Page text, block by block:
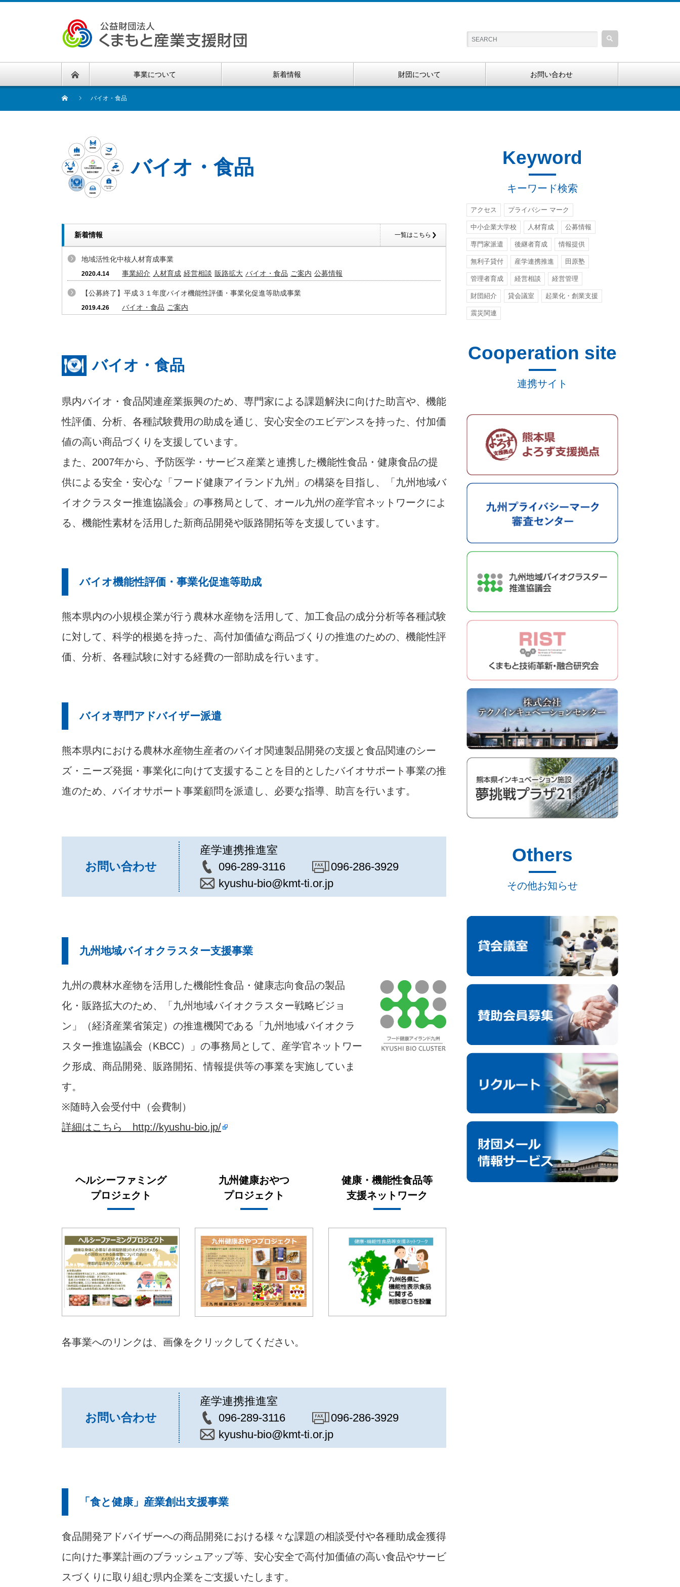
事業について 新着情報 財団について お問い合わせ
バイオ・食品
バイオ・食品
新着情報 一覧はこちら
地域活性化中核人材育成事業
2020.4.14 事業紹介 人材育成 経営相談 販路拡大 バイオ・食品 ご案内 公募情報
【公募終了】平成３１年度バイオ機能性評価・事業化促進等助成事業
2019.4.26 バイオ・食品 ご案内
バイオ・食品
県内バイオ・食品関連産業振興のため、専門家による課題解決に向けた助言や、機能
性評価、分析、各種試験費用の助成を通じ、安心安全のエビデンスを持った、付加価
値の高い商品づくりを支援しています。
また、2007年から、予防医学・サービス産業と連携した機能性食品・健康食品の提
供による安全・安心な「フード健康アイランド九州」の構築を目指し、「九州地域バ
イオクラスター推進協議会」の事務局として、オール九州の産学官ネットワークによ
る、機能性素材を活用した新商品開発や販路開拓等を支援しています。
バイオ機能性評価・事業化促進等助成
熊本県内の小規模企業が行う農林水産物を活用して、加工食品の成分分析等各種試験
に対して、科学的根拠を持った、高付加価値な商品づくりの推進のための、機能性評
価、分析、各種試験に対する経費の一部助成を行います。
バイオ専門アドバイザー派遣
熊本県内における農林水産物生産者のバイオ関連製品開発の支援と食品関連のシー
ズ・ニーズ発掘・事業化に向けて支援することを目的としたバイオサポート事業の推
進のため、バイオサポート事業顧問を派遣し、必要な指導、助言を行います。
お問い合わせ
産学連携推進室
096-289-3116
096-286-3929
kyushu-bio@kmt-ti.or.jp
九州地域バイオクラスター支援事業
九州の農林水産物を活用した機能性食品・健康志向食品の製品
化・販路拡大のため、「九州地域バイオクラスター戦略ビジョ
ン」（経済産業省策定）の推進機関である「九州地域バイオクラ
スター推進協議会（KBCC）」の事務局として、産学官ネットワー
ク形成、商品開発、販路開拓、情報提供等の事業を実施していま
す。
※随時入会受付中（会費制）
詳細はこちら http://kyushu-bio.jp/
ヘルシーファミング
プロジェクト
九州健康おやつ
プロジェクト
健康・機能性食品等
支援ネットワーク
各事業へのリンクは、画像をクリックしてください。
お問い合わせ
産学連携推進室
096-289-3116
096-286-3929
kyushu-bio@kmt-ti.or.jp
「食と健康」産業創出支援事業
食品開発アドバイザーへの商品開発における様々な課題の相談受付や各種助成金獲得
に向けた事業計画のブラッシュアップ等、安心安全で高付加価値の高い食品やサービ
スづくりに取り組む県内企業をご支援いたします。
Keyword
キーワード検索
アクセス プライバシー マーク
中小企業大学校 人材育成 公募情報
専門家派遣 後継者育成 情報提供
無利子貸付 産学連携推進 田原塾
管理者育成 経営相談 経営管理
財団紹介 貸会議室 起業化・創業支援
震災関連
Cooperation site
連携サイト
Others
その他お知らせ